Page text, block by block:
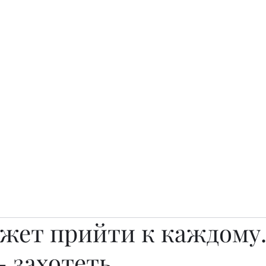
прийти к каждому.